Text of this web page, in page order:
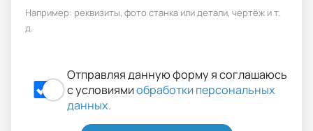
Например: реквизиты, фото станка или детали, чертёж и т.
д.
Отправляя данную форму я соглашаюсь
с условиямиобработки персональных
данных.